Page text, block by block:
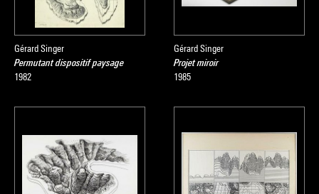
Gérard Singer
Permutant dispositif paysage
1982
Gérard Singer
Projet miroir
1985